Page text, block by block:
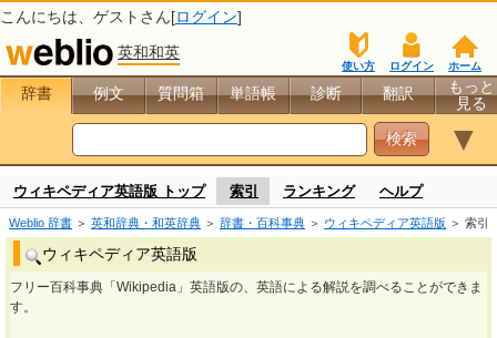
こんにちは、 ゲスト さん[ログイン]
英和和英
ホーム
ログイン
使い方
辞書 例文 質問箱 単語帳 診断 翻訳
もっと
見る
▼
ウィキペディア英語版 トップ 索引 ランキング ヘルプ
Weblio 辞書 ＞ 英和辞典・和英辞典 ＞ 辞書・百科事典 ＞ ウィキペディア英語版 ＞ 索引
ウィキペディア英語版
フリー百科事典「Wikipedia」英語版の、英語による解説を調べることができま
す。